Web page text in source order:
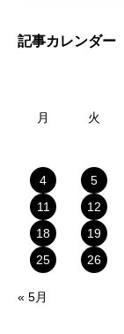
記事カレンダー
月 火
4
5
11
12
18
19
25
26
« 5月